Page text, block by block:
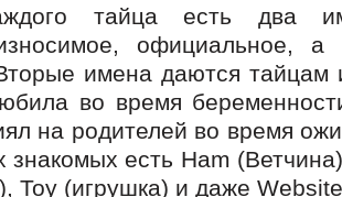
тайца есть два
официальное,
имена даются тайцам
во время
на родителей во время
знакомых есть Ham
Toy (игрушка) и даже